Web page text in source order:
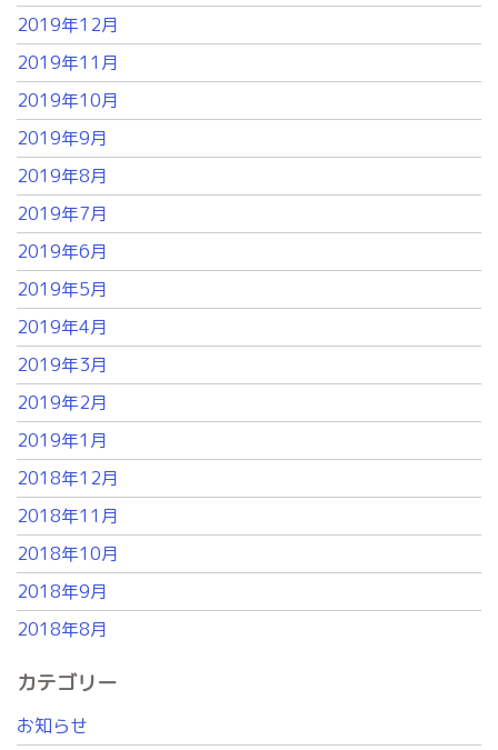
2019年12月
2019年11月
2019年10月
2019年9月
2019年8月
2019年7月
2019年6月
2019年5月
2019年4月
2019年3月
2019年2月
2019年1月
2018年12月
2018年11月
2018年10月
2018年9月
2018年8月
カテゴリー
お知らせ